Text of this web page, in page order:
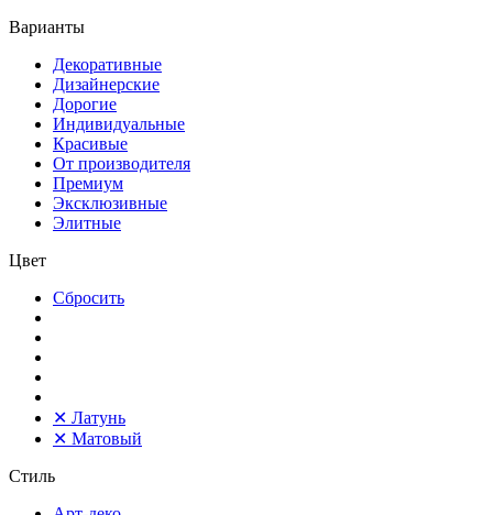
Варианты
Декоративные
Дизайнерские
Дорогие
Индивидуальные
Красивые
От производителя
Премиум
Эксклюзивные
Элитные
Цвет
Сбросить
✕ Латунь
✕ Матовый
Стиль